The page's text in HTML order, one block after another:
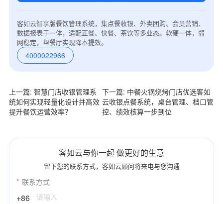
客如云智享版餐饮管理系统，集点餐收银、外卖团购、会员营销、
数据报表于一体，适配正餐、快餐、茶饮等多业态。软硬一体，弱
网稳定，帮餐厅实现降本提效。
4000022966
上一篇: 智慧门店收银管理系
统如何实现轻量化设计并高效
提升餐饮运营效率？
下一篇: 中餐火锅烧烤门店优选客如
云收银点餐系统，桌台管理、档口管
控、绩效核算一步到位
客如云与你一起 做更好的生意
留下您的联系方式，客如云顾问将来电与您沟通
* 联系方式
+86